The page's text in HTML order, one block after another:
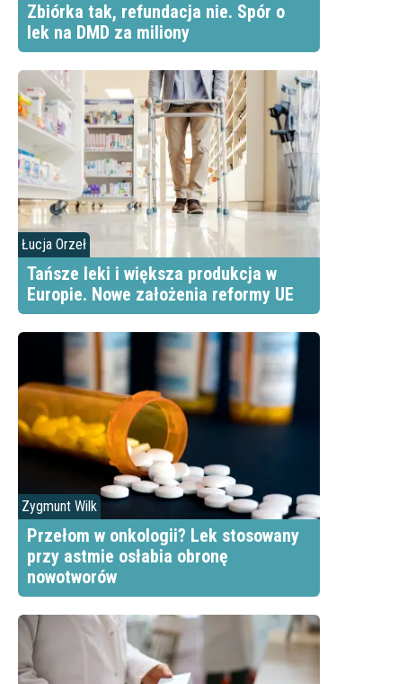
Zbiórka tak, refundacja nie. Spór o
lek na DMD za miliony
Łucja Orzeł
Tańsze leki i większa produkcja w
Europie. Nowe założenia reformy UE
Zygmunt Wilk
Przełom w onkologii? Lek stosowany
przy astmie osłabia obronę
nowotworów